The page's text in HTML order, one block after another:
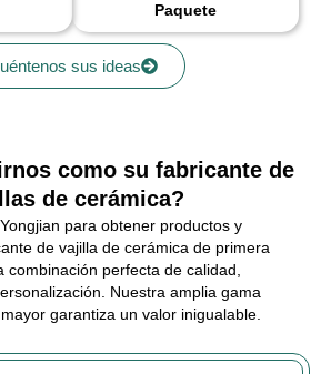
Paquete
sus ideas
como su fabricante de
de cerámica?
para obtener productos y
de vajilla de cerámica de primera
combinación perfecta de calidad,
Nuestra amplia gama
garantiza un valor inigualable.